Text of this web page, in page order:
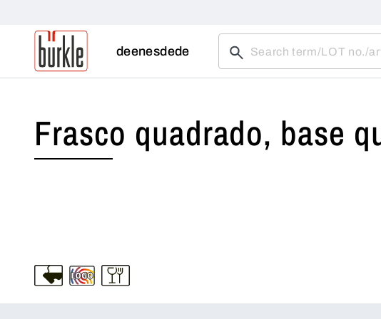
deenesdede
Frasco quadrado, base